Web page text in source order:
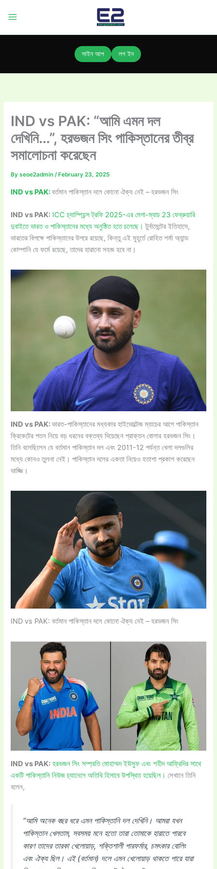
সাইন আপ লগ ইন
IND vs PAK: “আমি এমন দল
দেখিনি…”, হরভজন সিং পাকিস্তানের তীব্র
সমালোচনা করেছেন
Byseoe2admin/ February 23, 2025
IND vs PAK:বর্তমান পাকিস্তান দলে কোনো ঐক্য নেই – হরভজন সিং
IND vs PAK: ICC চ্যাম্পিয়ন্স ট্রফি 2025-এর মেগা-ম্যাচ 23 ফেব্রুয়ারি
দুবাইতে ভারত ও পাকিস্তানের মধ্যে অনুষ্ঠিত হতে চলেছে।টুর্নামেন্টের ইতিহাসে,
ভারতের বিপক্ষে পাকিস্তানের উপরে রয়েছে, কিন্তু এই মুহূর্তে রোহিত শর্মা অ্যান্ড
কোম্পানি যে ফর্মে রয়েছে, তাদের হারানো সহজ হবে না।
IND vs PAK:ভারত-পাকিস্তানের মধ্যকার হাইভোল্টেজ ম্যাচের আগে পাকিস্তান
ক্রিকেটের পতন নিয়ে বড় ধরনের বক্তব্য দিয়েছেন প্রাক্তন বোলার হরভজন সিং।
তিনি বলেছিলেন যে বর্তমান পাকিস্তান দল এবং 2011-12 পর্যন্ত খেলা দলগুলির
মধ্যে কোনও তুলনা নেই। পাকিস্তান দলের একতা নিয়েও হতাশা প্রকাশ করেছেন
ভাজ্জি।
IND vs PAK: বর্তমান পাকিস্তান দলে কোনো ঐক্য নেই – হরভজন সিং
IND vs PAK: হরভজন সিং সম্প্রতি মোহাম্মদ ইউসুফ এবং শহীদ আফ্রিদির সাথে
একটি পাকিস্তানি নিউজ চ্যানেলে অতিথি হিসাবে উপস্থিত হয়েছিল।সেখানে তিনি
বলেন,
“আমি অনেক বছর ধরে এমন পাকিস্তানি দল দেখিনি। আমরা যখন
পাকিস্তান খেলতাম, সবসময় মনে হতো তারা তোমাকে হারাতে পারবে
কারণ তাদের তারকা খেলোয়াড়, শক্তিশালী পারফর্মার, চমৎকার বোলিং
এবং ঐক্য ছিল। এই (বর্তমান) দলে এমন খেলোয়াড় থাকতে পারে যারা